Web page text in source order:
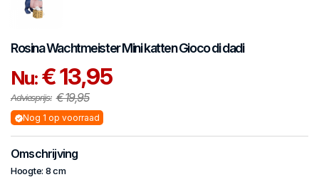
Rosina WachtmeisterMini kattenGioco di dadi
Nu:€ 13,95
Adviesprijs: € 19,95
Nog 1 op voorraad
Omschrijving
Hoogte: 8 cm